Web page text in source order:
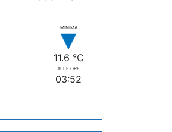
MINIMA
11.6 °C
ALLE ORE
03:52